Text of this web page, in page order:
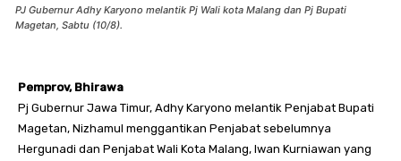
PJ Gubernur Adhy Karyono melantik Pj Wali kota Malang dan Pj Bupati
Magetan, Sabtu (10/8).
Pemprov, Bhirawa
Pj Gubernur Jawa Timur, Adhy Karyono melantik Penjabat Bupati
Magetan, Nizhamul menggantikan Penjabat sebelumnya
Hergunadi dan Penjabat Wali Kota Malang, Iwan Kurniawan yang